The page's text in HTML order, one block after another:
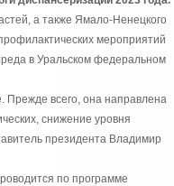
а также Ямало-Ненецкого
мероприятий
в Уральском федеральном
Прежде всего, она направлена
снижение уровня
президента Владимир
по программе